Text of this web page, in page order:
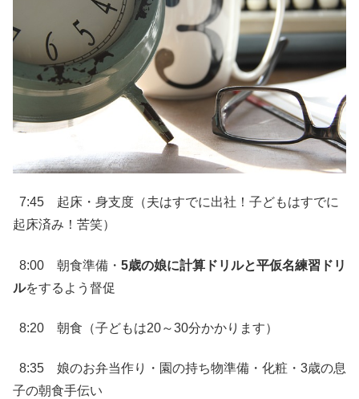
7:45 起床・身支度（夫はすでに出社！子どもはすでに
起床済み！苦笑）
8:00 朝食準備・ 5歳の娘に計算ドリルと平仮名練習ドリ
ルをするよう督促
8:20 朝食（子どもは20～30分かかります）
8:35 娘のお弁当作り・園の持ち物準備・化粧・3歳の息
子の朝食手伝い